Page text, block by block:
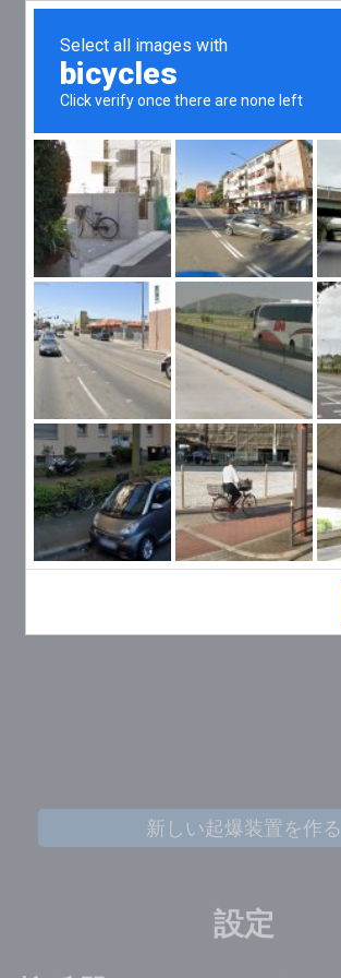
設定
新しい起爆装置を作る